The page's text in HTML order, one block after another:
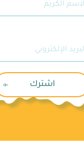
اشترك